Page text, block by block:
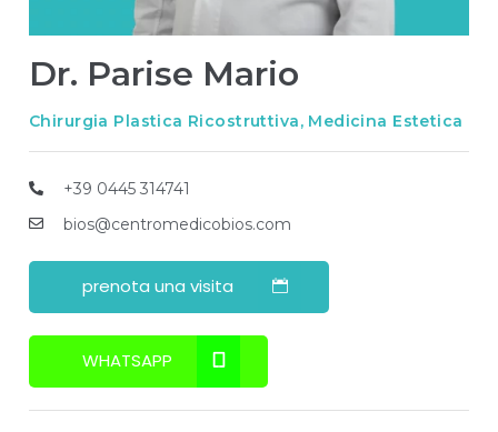
Dr. Parise Mario
Chirurgia Plastica Ricostruttiva, Medicina Estetica
+39 0445 314741
bios@centromedicobios.com
prenota una visita
WHATSAPP